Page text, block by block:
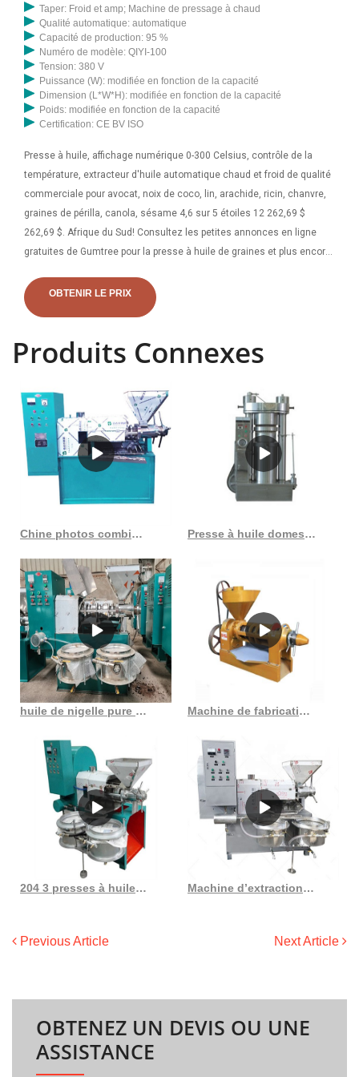
Taper: Froid et amp; Machine de pressage à chaud
Qualité automatique: automatique
Capacité de production: 95 %
Numéro de modèle: QIYI-100
Tension: 380 V
Puissance (W): modifiée en fonction de la capacité
Dimension (L*W*H): modifiée en fonction de la capacité
Poids: modifiée en fonction de la capacité
Certification: CE BV ISO
Presse à huile, affichage numérique 0-300 Celsius, contrôle de la
température, extracteur d'huile automatique chaud et froid de qualité
commerciale pour avocat, noix de coco, lin, arachide, ricin, chanvre,
graines de périlla, canola, sésame 4,6 sur 5 étoiles 12 262,69 $
262,69 $. Afrique du Sud! Consultez les petites annonces en ligne
gratuites de Gumtree pour la presse à huile de graines et plus encore
L - R 55 000,00 Sécheur : Tamis et amp; Ventilateur (à l'extérieur de la
sécheuse) et amp; Séchoir 250kg R 49
OBTENIR LE PRIX
Produits Connexes
Chine photos combinées automatiques d’expulseur d’huile de graines de tournesol Presse à huile domestique, machine d’extraction d’huile avancée au Burkina Faso
huile de nigelle pure certifiée biologique pressée à froid nigella sativa Machine de fabrication d’huile de noix fabriquée en Chine com
204 3 presses à huile de coco pressées à froid en Côte d’Ivoire Machine d’extraction d’huile de noix de coco, prix d’expulsion d’huile 202, au Gabon
Previous Article Next Article
OBTENEZ UN DEVIS OU UNE
ASSISTANCE